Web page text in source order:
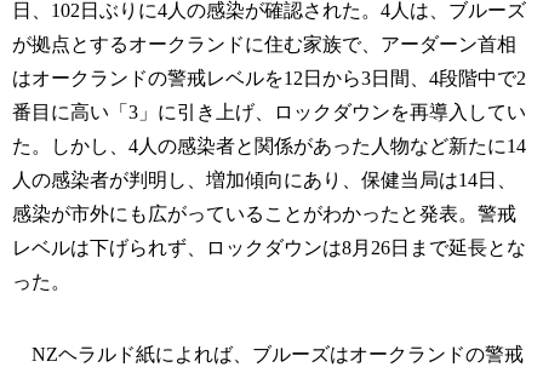
日、102日ぶりに4人の感染が確認された。4人は、ブルーズ
が拠点とするオークランドに住む家族で、アーダーン首相
はオークランドの警戒レベルを12日から3日間、4段階中で2
番目に高い「3」に引き上げ、ロックダウンを再導入してい
た。しかし、4人の感染者と関係があった人物など新たに14
人の感染者が判明し、増加傾向にあり、保健当局は14日、
感染が市外にも広がっていることがわかったと発表。警戒
レベルは下げられず、ロックダウンは8月26日まで延長とな
った。
NZヘラルド紙によれば、ブルーズはオークランドの警戒